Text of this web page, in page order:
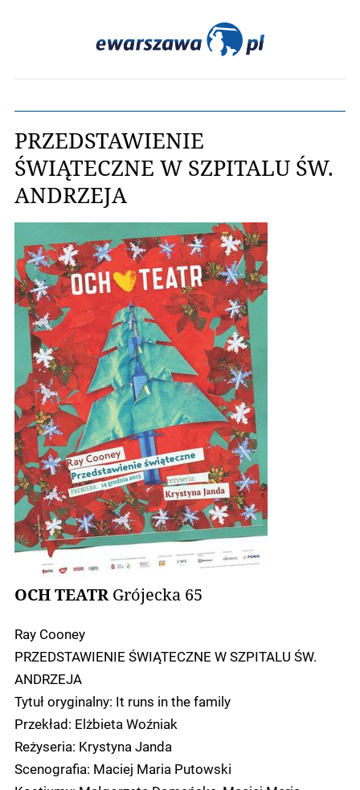
PRZEDSTAWIENIE
ŚWIĄTECZNE W SZPITALU ŚW.
ANDRZEJA
OCH TEATR Grójecka 65
Ray Cooney
PRZEDSTAWIENIE ŚWIĄTECZNE W SZPITALU ŚW.
ANDRZEJA
Tytuł oryginalny: It runs in the family
Przekład: Elżbieta Woźniak
Reżyseria: Krystyna Janda
Scenografia: Maciej Maria Putowski